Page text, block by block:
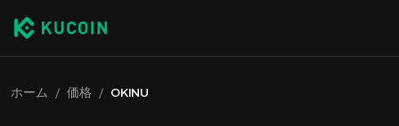
ホーム / 価格 / OKINU